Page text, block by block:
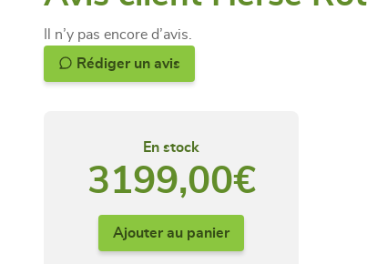
3199,00€
En stock
Ajouter au panier
Il n’y pas encore d’avis.
Rédiger un avis